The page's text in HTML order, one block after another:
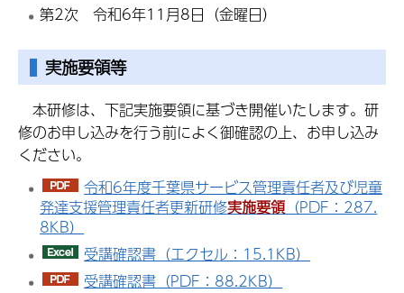
第2次 令和6年11月8日（金曜日）
実施要領等
本研修は、下記実施要領に基づき開催いたします。研
修のお申し込みを行う前によく御確認の上、お申し込み
ください。
令和6年度千葉県サービス管理責任者及び児童
発達支援管理責任者更新研修実施要領 （PDF：287.
8KB）
受講確認書（エクセル：15.1KB）
受講確認書（PDF：88.2KB）